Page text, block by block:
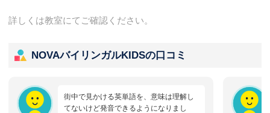
詳しくは教室にてご確認ください。
NOVAバイリンガルKIDSの口コミ
街中で見かける英単語を、意味は理解し
てないけど発音できるようになりまし